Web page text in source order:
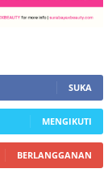
SUKA
MENGIKUTI
BERLANGGANAN